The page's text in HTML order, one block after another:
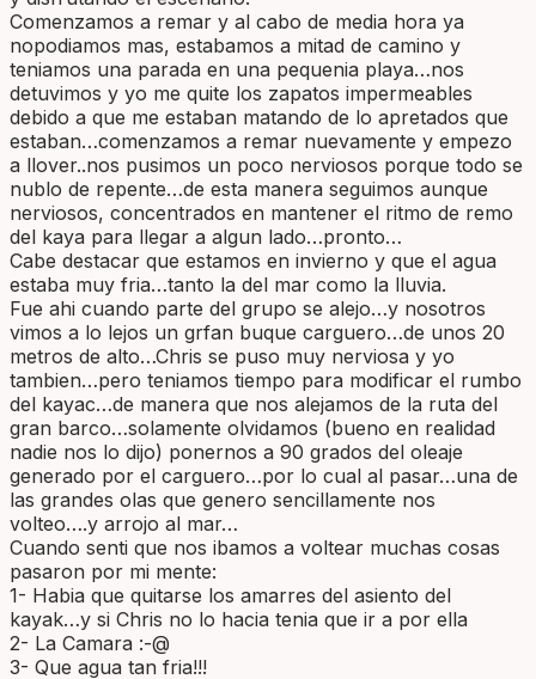
Comenzamos a remar y al cabo de media hora ya
nopodiamos mas, estabamos a mitad de camino y
teniamos una parada en una pequenia playa…nos
detuvimos y yo me quite los zapatos impermeables
debido a que me estaban matando de lo apretados que
estaban…comenzamos a remar nuevamente y empezo
a llover..nos pusimos un poco nerviosos porque todo se
nublo de repente…de esta manera seguimos aunque
nerviosos, concentrados en mantener el ritmo de remo
del kaya para llegar a algun lado…pronto…
Cabe destacar que estamos en invierno y que el agua
estaba muy fria…tanto la del mar como la lluvia.
Fue ahi cuando parte del grupo se alejo…y nosotros
vimos a lo lejos un grfan buque carguero…de unos 20
metros de alto…Chris se puso muy nerviosa y yo
tambien…pero teniamos tiempo para modificar el rumbo
del kayac…de manera que nos alejamos de la ruta del
gran barco…solamente olvidamos (bueno en realidad
nadie nos lo dijo) ponernos a 90 grados del oleaje
generado por el carguero…por lo cual al pasar…una de
las grandes olas que genero sencillamente nos
volteo….y arrojo al mar…
Cuando senti que nos ibamos a voltear muchas cosas
pasaron por mi mente:
1- Habia que quitarse los amarres del asiento del
kayak…y si Chris no lo hacia tenia que ir a por ella
2- La Camara :-@
3- Que agua tan fria!!!